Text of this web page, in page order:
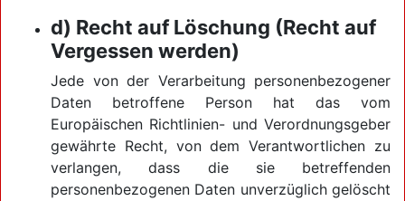
d) Recht auf Löschung (Recht auf
Vergessen werden)
Jede von der Verarbeitung personenbezogener
Daten betroffene Person hat das vom
Europäischen Richtlinien- und Verordnungsgeber
gewährte Recht, von dem Verantwortlichen zu
verlangen, dass die sie betreffenden
personenbezogenen Daten unverzüglich gelöscht